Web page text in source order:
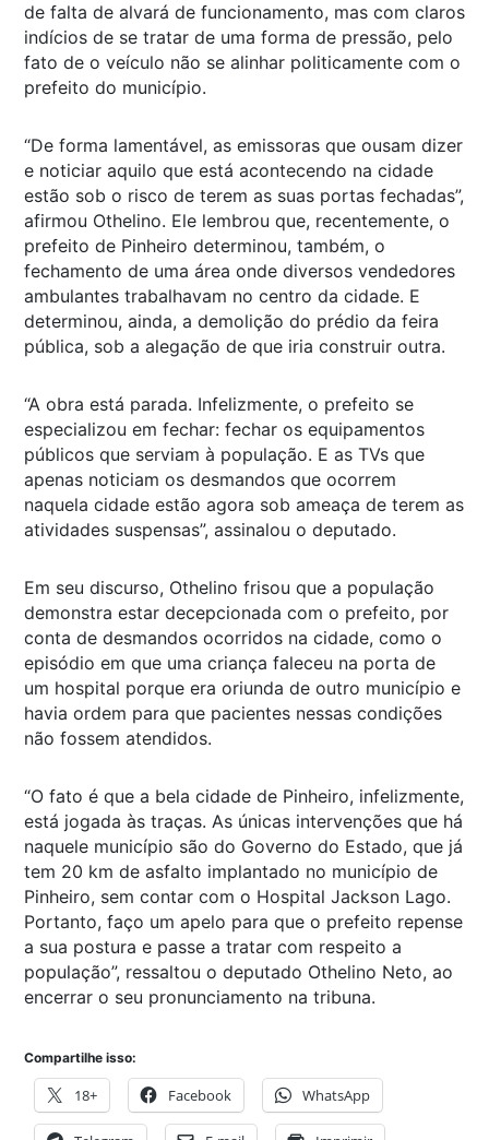
de falta de alvará de funcionamento, mas com claros
indícios de se tratar de uma forma de pressão, pelo
fato de o veículo não se alinhar politicamente com o
prefeito do município.
“De forma lamentável, as emissoras que ousam dizer
e noticiar aquilo que está acontecendo na cidade
estão sob o risco de terem as suas portas fechadas”,
afirmou Othelino. Ele lembrou que, recentemente, o
prefeito de Pinheiro determinou, também, o
fechamento de uma área onde diversos vendedores
ambulantes trabalhavam no centro da cidade. E
determinou, ainda, a demolição do prédio da feira
pública, sob a alegação de que iria construir outra.
“A obra está parada. Infelizmente, o prefeito se
especializou em fechar: fechar os equipamentos
públicos que serviam à população. E as TVs que
apenas noticiam os desmandos que ocorrem
naquela cidade estão agora sob ameaça de terem as
atividades suspensas”, assinalou o deputado.
Em seu discurso, Othelino frisou que a população
demonstra estar decepcionada com o prefeito, por
conta de desmandos ocorridos na cidade, como o
episódio em que uma criança faleceu na porta de
um hospital porque era oriunda de outro município e
havia ordem para que pacientes nessas condições
não fossem atendidos.
“O fato é que a bela cidade de Pinheiro, infelizmente,
está jogada às traças. As únicas intervenções que há
naquele município são do Governo do Estado, que já
tem 20 km de asfalto implantado no município de
Pinheiro, sem contar com o Hospital Jackson Lago.
Portanto, faço um apelo para que o prefeito repense
a sua postura e passe a tratar com respeito a
população”, ressaltou o deputado Othelino Neto, ao
encerrar o seu pronunciamento na tribuna.
Compartilhe isso:
18+ Facebook WhatsApp